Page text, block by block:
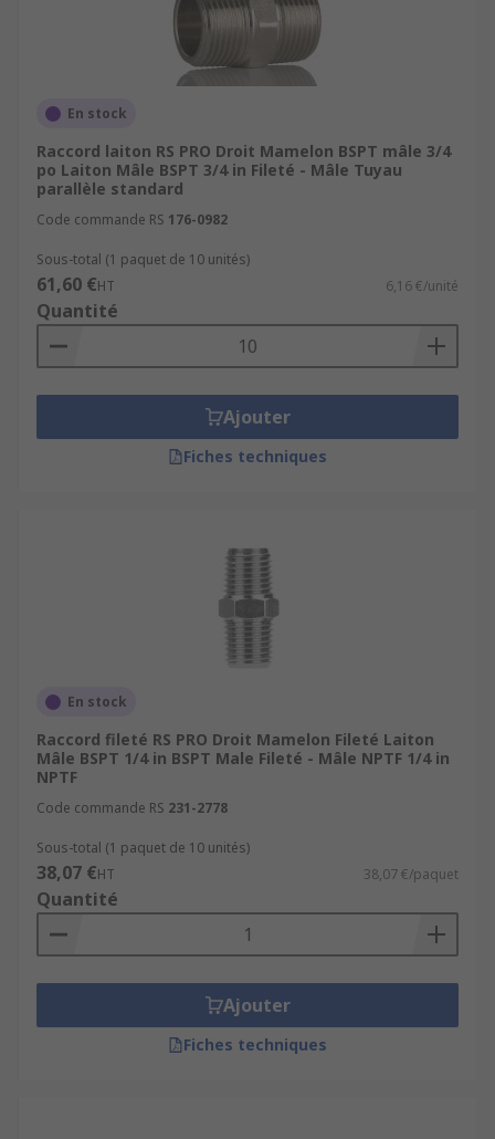
En stock
Raccord laiton RS PRO Droit Mamelon BSPT mâle 3/4
po Laiton Mâle BSPT 3/4 in Fileté - Mâle Tuyau
parallèle standard
Code commande RS 176-0982
Sous-total (1 paquet de 10 unités)
61,60 €HT 6,16 €/unité
Quantité
Ajouter
Fiches techniques
En stock
Raccord fileté RS PRO Droit Mamelon Fileté Laiton
Mâle BSPT 1/4 in BSPT Male Fileté - Mâle NPTF 1/4 in
NPTF
Code commande RS 231-2778
Sous-total (1 paquet de 10 unités)
38,07 €HT 38,07 €/paquet
Quantité
Ajouter
Fiches techniques